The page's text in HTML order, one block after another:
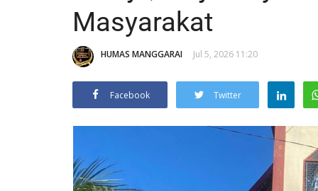
Masyarakat
HUMAS MANGGARAI Jul 5, 2026 11:20
Facebook Twitter